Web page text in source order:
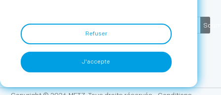
Refuser
J'accepte